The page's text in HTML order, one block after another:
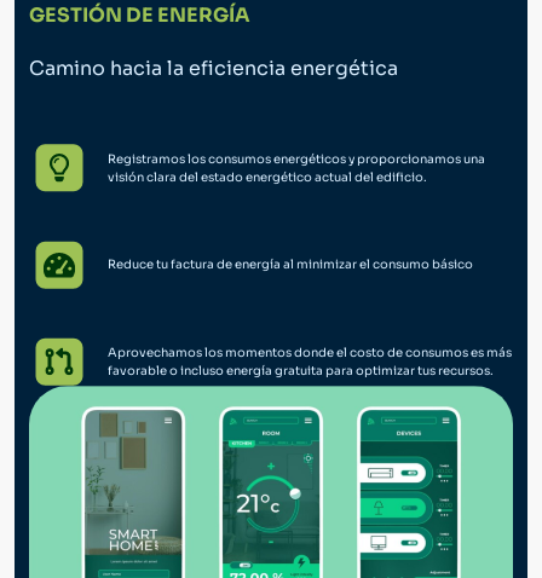
GESTIÓN DE ENERGÍA
Camino hacia la eficiencia energética
Registramos los consumos energéticos y proporcionamos una
visión clara del estado energético actual del edificio.
Reduce tu factura de energía al minimizar el consumo básico
Aprovechamos los momentos donde el costo de consumos es más
favorable o incluso energía gratuita para optimizar tus recursos.